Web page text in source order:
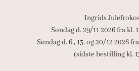
Ingrids
Søndag d. 29/11 2026 fra kl.
Søndag d. 6., 13. og 20/12 2026
(sidste bestilling kl.